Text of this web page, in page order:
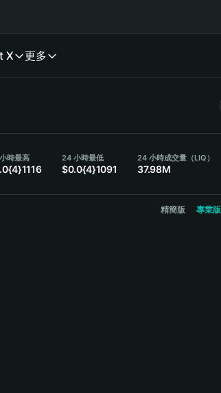
X 更多
時最高 24 小時最低
$0.0{4}1091
24 小時成交量（LIQ）
37.98M
精簡版 專業版